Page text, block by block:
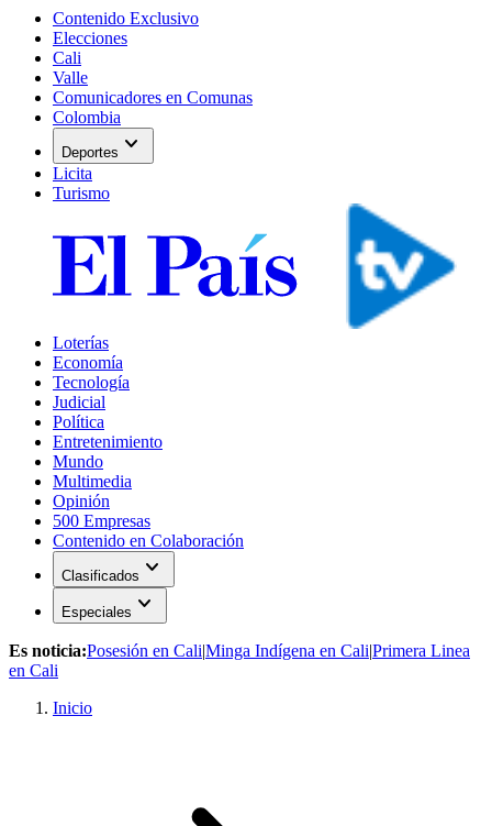
Contenido Exclusivo
Elecciones
Cali
Valle
Comunicadores en Comunas
Colombia
Deportes expand_more
Licita
Turismo
Loterías
Economía
Tecnología
Judicial
Política
Entretenimiento
Mundo
Multimedia
Opinión
500 Empresas
Contenido en Colaboración
Clasificados expand_more
Especiales expand_more
Es noticia:Posesión en Cali|Minga Indígena en Cali|Primera Linea
en Cali
Inicio